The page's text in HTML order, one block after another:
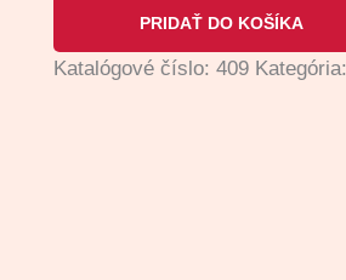
PRIDAŤ DO KOŠÍKA
Katalógové číslo: 409 Kategória: